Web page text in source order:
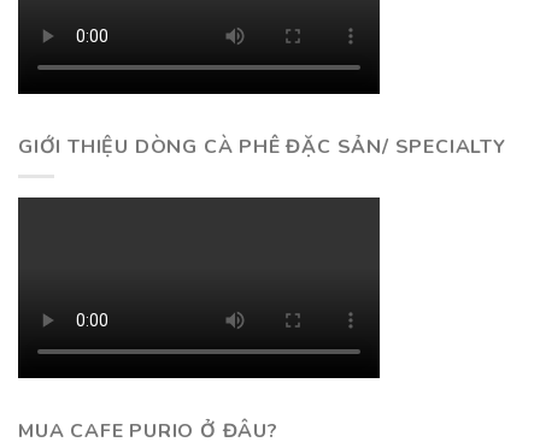
GIỚI THIỆU DÒNG CÀ PHÊ ĐẶC SẢN/ SPECIALTY
MUA CAFE PURIO Ở ĐÂU?